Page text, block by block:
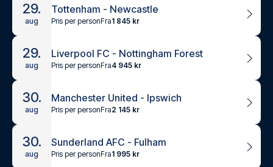
29.
aug
Tottenham - Newcastle
Pris per personFra1 845 kr
29.
aug
Liverpool FC - Nottingham Forest
Pris per personFra4 945 kr
30.
aug
Manchester United - Ipswich
Pris per personFra2 145 kr
30.
aug
Sunderland AFC - Fulham
Pris per personFra1 995 kr